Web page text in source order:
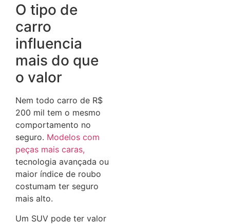
O tipo de
carro
influencia
mais do que
o valor
Nem todo carro de R$
200 mil tem o mesmo
comportamento no
seguro. Modelos com
peças mais caras,
tecnologia avançada ou
maior índice de roubo
costumam ter seguro
mais alto.
Um SUV pode ter valor